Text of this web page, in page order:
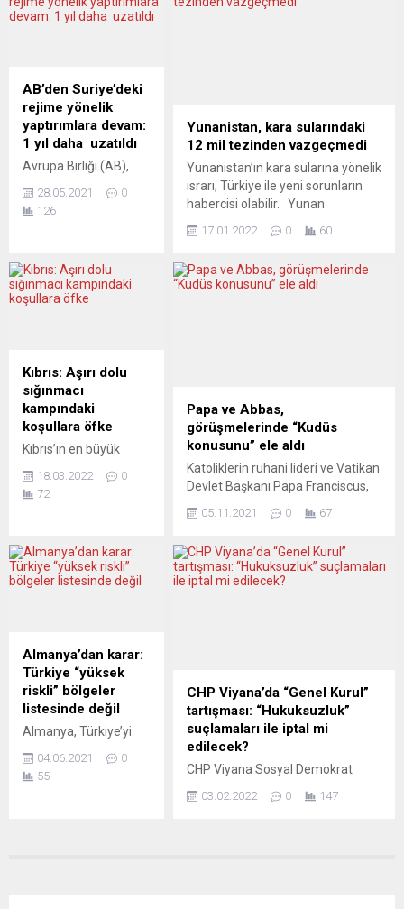
AB’den Suriye’deki
rejime yönelik
yaptırımlara devam:
1 yıl daha uzatıldı
Avrupa Birliği (AB),
Suriye’deki Beşar Esad
rejimine yönelik
mevcut yaptırımların 1
Konseyi’nden yapılan
açıklamaya göre,
ülkedeki sivil halka
kısıtlayıcı önlemler, 1
Haziran 2022’ye kadar
devam edecek. AB,
seyahat yasağı ve
varlıkların
dondurulmasını içeren
yaptırımlarla ilgili
listede bulunan ancak
28.05.2021
0
126
Yunanistan, kara sularındaki
12 mil tezinden vazgeçmedi
Yunanistan’ın kara sularına yönelik
ısrarı, Türkiye ile yeni sorunların
habercisi olabilir. Yunan
dayandırılarak verilen haberlerde,
Uluslararası Hukuk ve Birleşmiş
Yunanistan Eski Dışişleri Bakan...
17.01.2022 0 60
Kıbrıs: Aşırı dolu
sığınmacı
kampındaki
koşullara öfke
Kıbrıs’ın en büyük
Pournara’da durum
kötüleşmeye devam
Cumhurbaşkanı Nikos
Anastasiadis
kişi için planlanmıştı,
ancak burada şimdi
bunun iki katı kadar
insan yaşıyor.
Geçtiğimiz hafta reşit
olmayan 36 sığınmacı,
Lefkoşa sokaklarında
uyuyarak durumu
18.03.2022
0
72
Papa ve Abbas,
görüşmelerinde “Kudüs
konusunu” ele aldı
Katoliklerin ruhani lideri ve Vatikan
Devlet Başkanı Papa Franciscus,
Filistin Devlet Başkanı Mahmud
Abbas ile bir araya geldi. Papa ile
gerçekleşen görüşmeye ilişkin
Vatikan Basın Ofisi’nden yapılan
05.11.2021 0 67
Almanya’dan karar:
Türkiye “yüksek
riskli” bölgeler
listesinde değil
Almanya, Türkiye’yi
(Covid-19) salgınında
“yüksek riskli” bölgeler
04.06.2021
0
55
CHP Viyana’da “Genel Kurul”
tartışması: “Hukuksuzluk”
suçlamaları ile iptal mi
edilecek?
CHP Viyana Sosyal Demokrat
genel kurulun iptali için harekete
03.02.2022 0 147